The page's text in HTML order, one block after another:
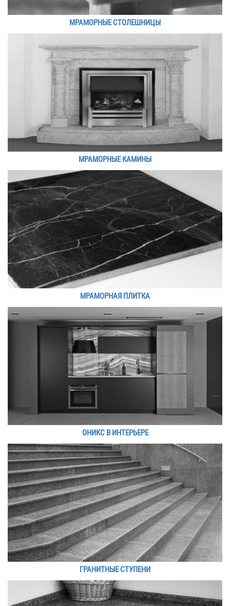
МРАМОРНЫЕ СТОЛЕШНИЦЫ
МРАМОРНЫЕ КАМИНЫ
МРАМОРНАЯ ПЛИТКА
ОНИКС В ИНТЕРЬЕРЕ
ГРАНИТНЫЕ СТУПЕНИ